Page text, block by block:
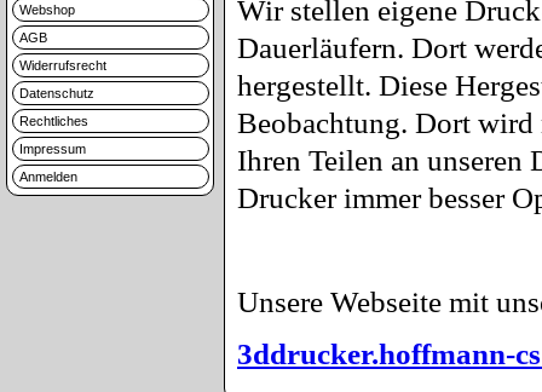
Webshop
AGB
Widerrufsrecht
Datenschutz
Rechtliches
Impressum
Anmelden
Wir stellen eigene
Dauerläufern. Dort
hergestellt. Diese
Beobachtung. Dort
Ihren Teilen an unseren
Drucker immer besser
Unsere Webseite mit
3ddrucker.hoffmann-